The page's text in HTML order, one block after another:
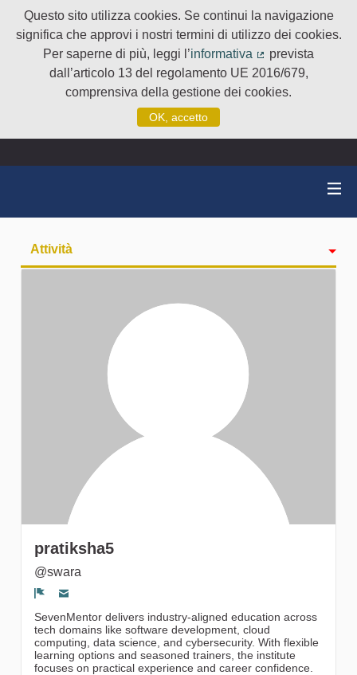
Questo sito utilizza cookies. Se continui la navigazione
significa che approvi i nostri termini di utilizzo dei cookies.
Per saperne di più, leggi l’informativa
(Collegamento
prevista
dall’articolo 13 del regolamento UE 2016/679,
comprensiva della gestione dei cookies.
OK, accetto
Attività
pratiksha5
@swara
Segnala un problema
SevenMentor delivers industry-aligned education across
tech domains like software development, cloud
computing, data science, and cybersecurity. With flexible
learning options and seasoned trainers, the institute
focuses on practical experience and career confidence.